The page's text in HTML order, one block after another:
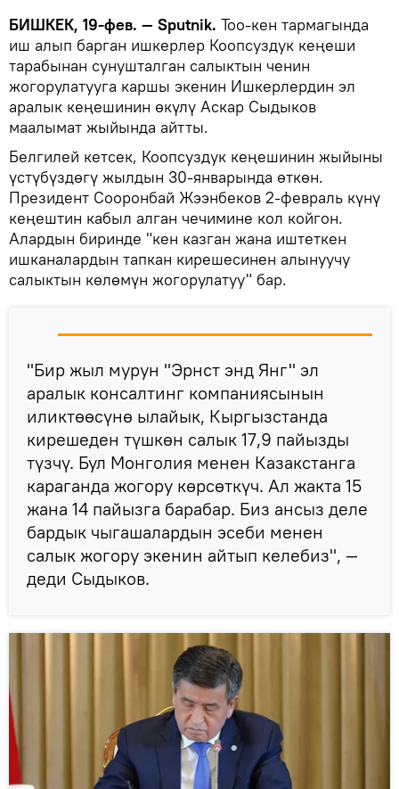
БИШКЕК, 19-фев. — Sputnik. Тоо-кен тармагында
иш алып барган ишкерлер Коопсуздук кеңеши
тарабынан сунушталган салыктын ченин
жогорулатууга каршы экенин Ишкерлердин эл
аралык кеңешинин өкүлү Аскар Сыдыков
маалымат жыйында айтты.
Белгилей кетсек, Коопсуздук кеңешинин жыйыны
үстүбүздөгү жылдын 30-январында өткөн.
Президент Сооронбай Жээнбеков 2-февраль күнү
кеңештин кабыл алган чечимине кол койгон.
Алардын биринде "кен казган жана иштеткен
ишканалардын тапкан кирешесинен алынуучу
салыктын көлөмүн жогорулатуу" бар.
"Бир жыл мурун "Эрнст энд Янг" эл
аралык консалтинг компаниясынын
иликтөөсүнө ылайык, Кыргызстанда
кирешеден түшкөн салык 17,9 пайызды
түзчү. Бул Монголия менен Казакстанга
караганда жогору көрсөткүч. Ал жакта 15
жана 14 пайызга барабар. Биз ансыз деле
бардык чыгашалардын эсеби менен
салык жогору экенин айтып келебиз", —
деди Сыдыков.